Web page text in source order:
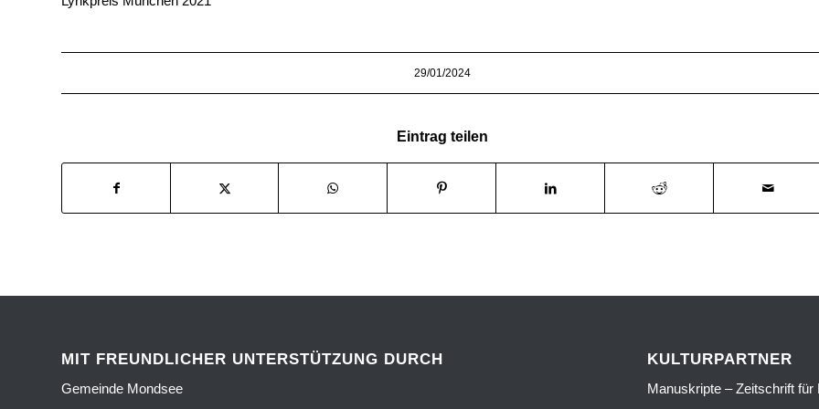
29/01/2024
Eintrag teilen
MIT FREUNDLICHER UNTERSTÜTZUNG DURCH
Gemeinde Mondsee
KULTURPARTNER
Manuskripte – Zeitschrift für